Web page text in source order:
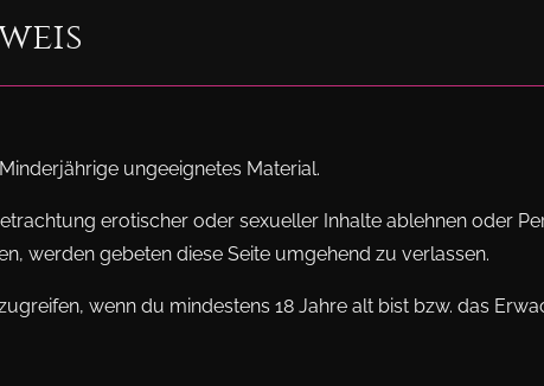
ungeeignetes Material.
erotischer oder sexueller Inhalte ablehnen oder
werden gebeten diese Seite umgehend zu verlassen.
wenn du mindestens 18 Jahre alt bist bzw. das